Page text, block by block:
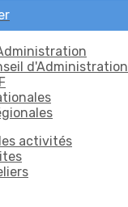
d'Administration
activités